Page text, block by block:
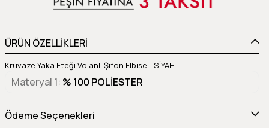
ÜRÜN ÖZELLİKLERİ
Kruvaze Yaka Eteği Volanlı Şifon Elbise - SİYAH
Materyal 1 % 100 POLİESTER
Ödeme Seçenekleri